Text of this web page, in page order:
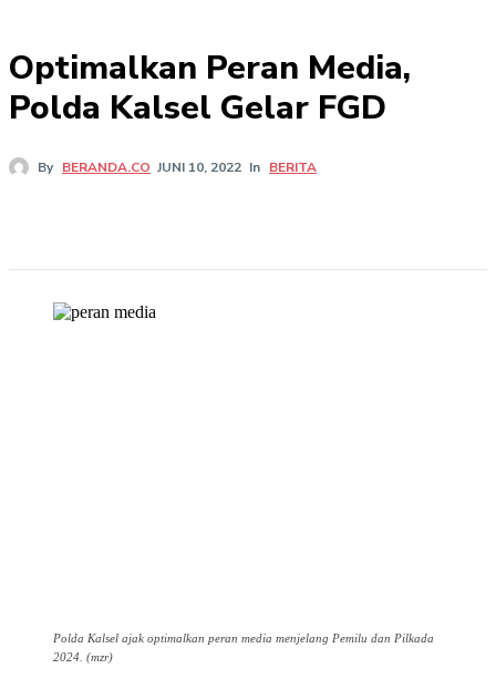
Optimalkan Peran Media,
Polda Kalsel Gelar FGD
By BERANDA.CO JUNI 10, 2022 In BERITA
Polda Kalsel ajak optimalkan peran media menjelang Pemilu dan Pilkada
2024. (mzr)